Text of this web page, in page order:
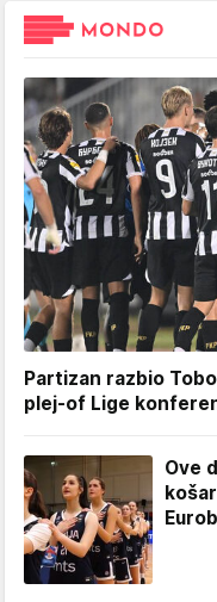
Partizan razbio
plej-of Lige
Ove